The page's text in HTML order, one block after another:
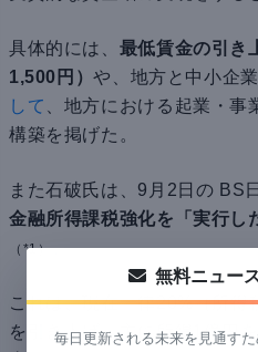
具体的には、 最低賃金の引き
1,500円）や、地方と中小企
して
、地方における起業・
構築を掲げた。
また石破氏は、9月2日の BS
金融所得課税強化を「実行し
（*1）。
これは、現在一律20%（所得
を引き上げ、主に所得1億円
無料ニュー
毎日更新される未来を見通す